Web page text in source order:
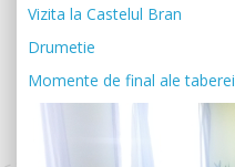
Vizita la Castelul Bran
Drumetie
Momente de final ale taberei